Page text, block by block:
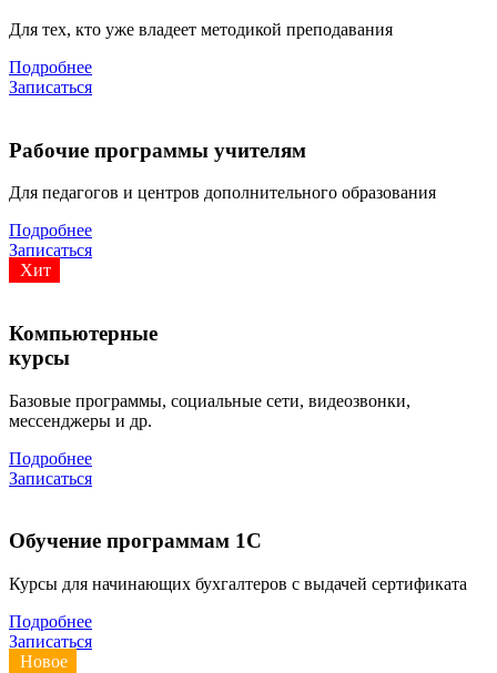
Для тех, кто уже владеет методикой преподавания
Подробнее
Записаться
Рабочие программы учителям
Для педагогов и центров дополнительного образования
Подробнее
Записаться
Хит
Компьютерные
курсы
Базовые программы, социальные сети, видеозвонки,
мессенджеры и др.
Подробнее
Записаться
Обучение программам 1С
Курсы для начинающих бухгалтеров с выдачей сертификата
Подробнее
Записаться
Новое